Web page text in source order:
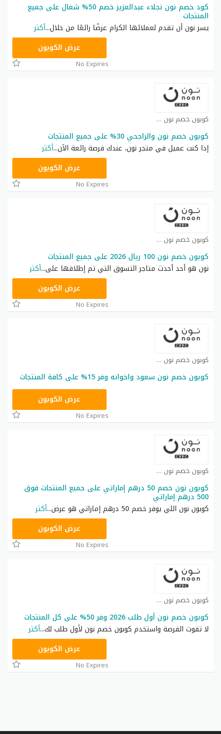
كود خصم نون نجلاء عبدالعزيز خصم 50% شغال على جميع
المنتجات
يسر نون أن تقدم لعملائها الكرام عرضًا رائعًا من خلال...أكثر
RRF24عرض الكوبون
No Expires
كوبون خصم نون كوبون
كوبون خصم نون والراجحي 30% على جميع المنتجات
إذا كنت عميل في متجر نون، عندك فرصة رائعة الآن...أكثر
RRF24عرض الكوبون
No Expires
كوبون خصم نون كوبون
كوبون خصم نون 100 ريال 2026 على جميع المنتجات
نون هو أحد أحدث متاجر التسوق التي تم إطلاقها على...أكثر
RRF24عرض الكوبون
No Expires
كوبون خصم نون كوبون
كوبون خصم نون سعود واخوانه وفر 15% على كافة المنتجات
RRF24عرض الكوبون
No Expires
كوبون خصم نون كوبون
كوبون نون خصم 50 درهم إماراتي على جميع المنتجات فوق
500 درهم إماراتي
كوبون نون اللي يوفر خصم 50 درهم إماراتي هو عرض
...أكثر
RRF24عرض الكوبون
No Expires
كوبون خصم نون كوبون
كوبون خصم نون أول طلب 2026 وفر 50% على كل المنتجات
لا تفوت الفرصة واستخدم كوبون خصم نون لأول طلب لك...أكثر
RRF24عرض الكوبون
No Expires